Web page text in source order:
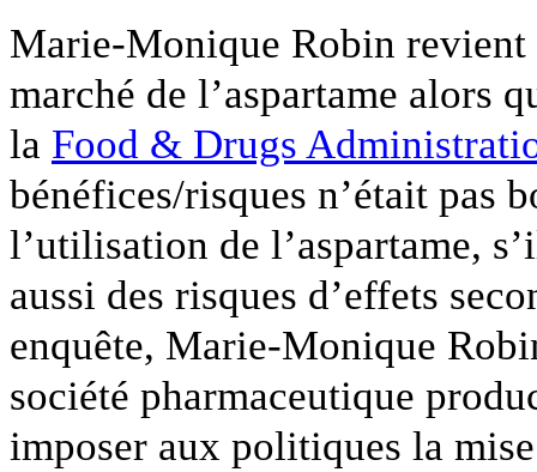
Marie-Monique Robin revient
marché de l’aspartame alors
la Food & Drugs
bénéfices/risques n’était pas
l’utilisation de l’aspartame,
aussi des risques d’effets
enquête, Marie-Monique
société pharmaceutique
imposer aux politiques la